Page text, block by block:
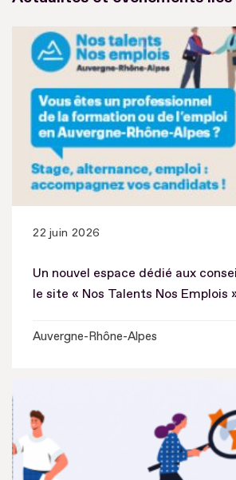
22 juin 2026
Un nouvel espace dédié aux
le site « Nos Talents Nos Emplois
Auvergne-Rhône-Alpes